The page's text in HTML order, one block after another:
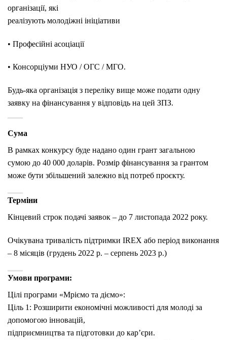
організації, які
реалізують молодіжні ініціативи
• Професійні асоціації
• Консорціуми НУО / ОГС / МГО.
Будь-яка організація з переліку вище може подати одну
заявку на фінансування у відповідь на цей ЗПЗ.
Сума
В рамках конкурсу буде надано один грант загальною
сумою до 40 000 доларів. Розмір фінансування за грантом
може бути збільшений залежно від потреб проєкту.
Терміни
Кінцевий строк подачі заявок – до 7 листопада 2022 року.
Очікувана тривалість підтримки IREX або період виконання
– 8 місяців (грудень 2022 р. – серпень 2023 р.)
Умови програми:
Цілі програми «Мріємо та діємо»:
Ціль 1: Розширити економічні можливості для молоді за
допомогою інновацій,
підприємництва та підготовки до кар’єри.